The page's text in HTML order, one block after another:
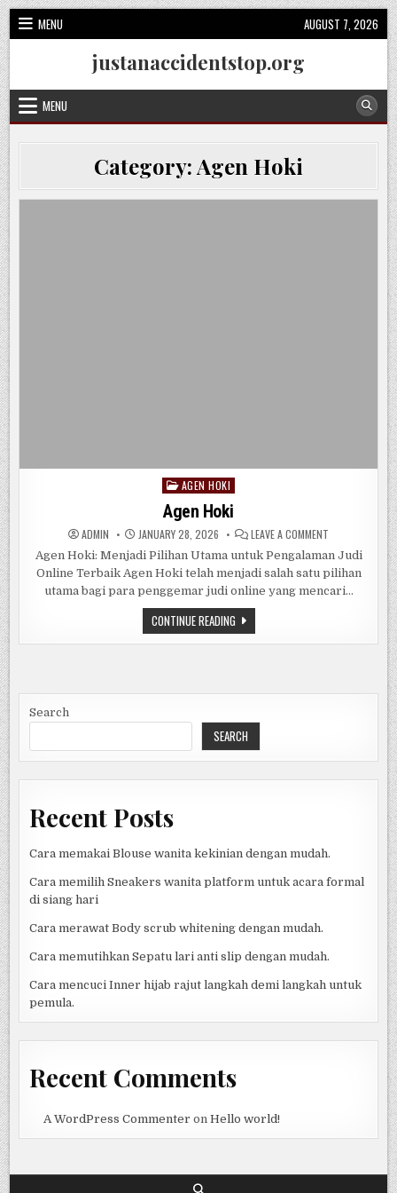
Skip
to
content
MENU AUGUST 7, 2026
justanaccidentstop.org
MENU
Category:Agen Hoki
Posted
in
AGEN HOKI
Agen Hoki
ADMIN JANUARY 28, 2026 LEAVE A COMMENT
HOKI
Agen Hoki: Menjadi Pilihan Utama untuk Pengalaman Judi
Online Terbaik Agen Hoki telah menjadi salah satu pilihan
utama bagi para penggemar judi online yang mencari…
CONTINUE READINGAGEN
HOKI
Search
SEARCH
Recent Posts
Cara memakai Blouse wanita kekinian dengan mudah.
Cara memilih Sneakers wanita platform untuk acara formal
di siang hari
Cara merawat Body scrub whitening dengan mudah.
Cara memutihkan Sepatu lari anti slip dengan mudah.
Cara mencuci Inner hijab rajut langkah demi langkah untuk
pemula.
Recent Comments
A WordPress Commenter on Hello world!